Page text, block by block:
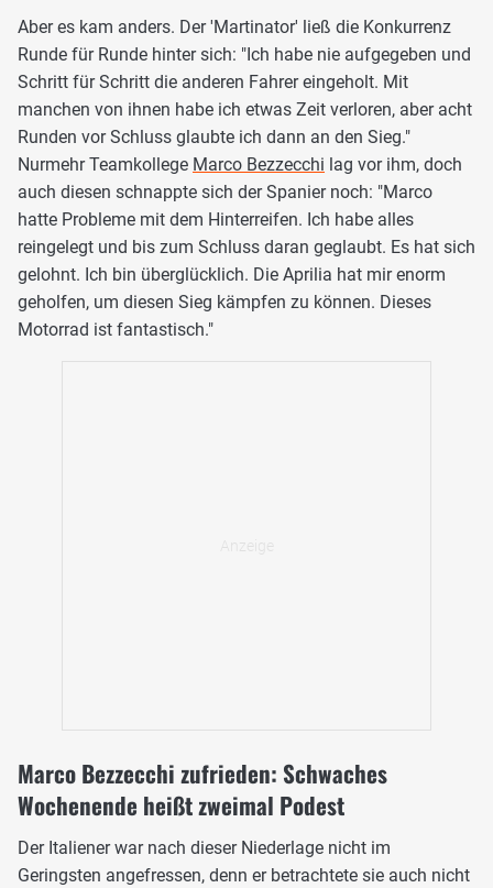
Aber es kam anders. Der 'Martinator' ließ die Konkurrenz
Runde für Runde hinter sich: "Ich habe nie aufgegeben und
Schritt für Schritt die anderen Fahrer eingeholt. Mit
manchen von ihnen habe ich etwas Zeit verloren, aber acht
Runden vor Schluss glaubte ich dann an den Sieg."
Nurmehr Teamkollege Marco Bezzecchi lag vor ihm, doch
auch diesen schnappte sich der Spanier noch: "Marco
hatte Probleme mit dem Hinterreifen. Ich habe alles
reingelegt und bis zum Schluss daran geglaubt. Es hat sich
gelohnt. Ich bin überglücklich. Die Aprilia hat mir enorm
geholfen, um diesen Sieg kämpfen zu können. Dieses
Motorrad ist fantastisch."
Marco Bezzecchi zufrieden: Schwaches
Wochenende heißt zweimal Podest
Der Italiener war nach dieser Niederlage nicht im
Geringsten angefressen, denn er betrachtete sie auch nicht